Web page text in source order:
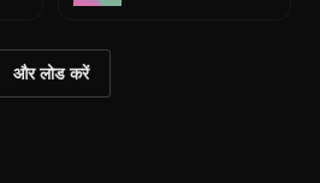
और लोड करें